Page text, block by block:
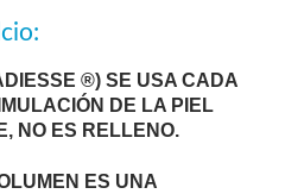
®) SE USA CADA
DE LA PIEL
NO ES RELLENO.
ES UNA